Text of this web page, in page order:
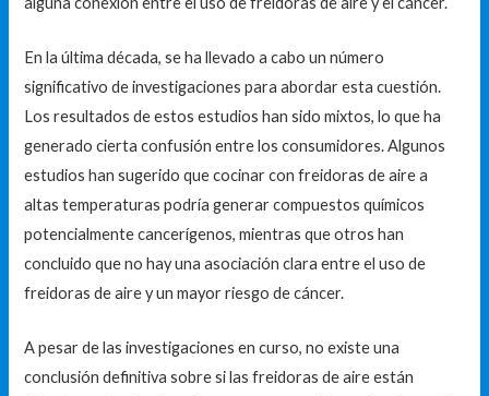
En la última década, se ha llevado a cabo un número
significativo de investigaciones para abordar esta cuestión.
Los resultados de estos estudios han sido mixtos, lo que ha
generado cierta confusión entre los consumidores. Algunos
estudios han sugerido que cocinar con freidoras de aire a
altas temperaturas podría generar compuestos químicos
potencialmente cancerígenos, mientras que otros han
concluido que no hay una asociación clara entre el uso de
freidoras de aire y un mayor riesgo de cáncer.
A pesar de las investigaciones en curso, no existe una
conclusión definitiva sobre si las freidoras de aire están